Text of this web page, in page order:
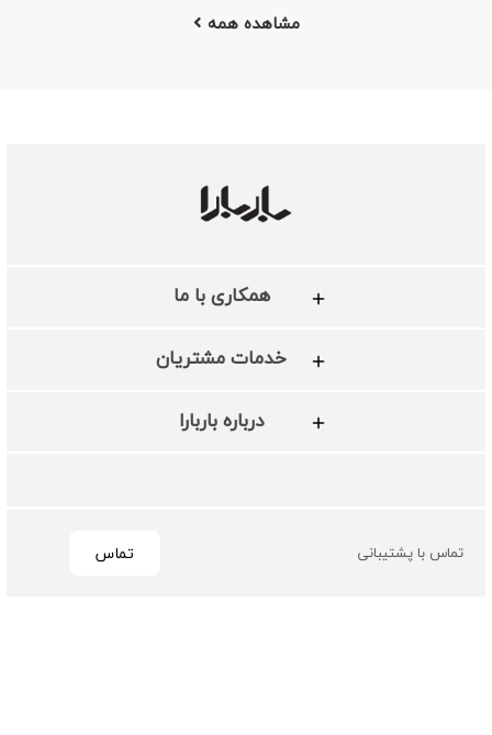
مشاهده همه
همکاری با ما
خدمات مشتریان
درباره باربارا
تماس با پشتیبانی تماس